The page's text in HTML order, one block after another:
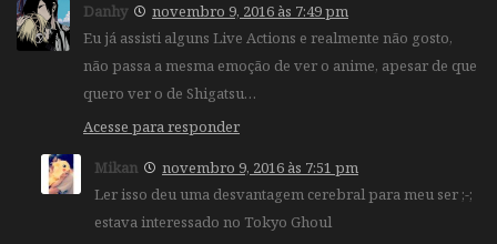
Danhy
novembro 9, 2016 às 7:49 pm
Eu já assisti alguns Live Actions e realmente não gosto,
não passa a mesma emoção de ver o anime, apesar de que
quero ver o de Shigatsu…
Acesse para responder
Mikan
novembro 9, 2016 às 7:51 pm
Ler isso deu uma desvantagem cerebral para meu ser ;-;
estava interessado no Tokyo Ghoul